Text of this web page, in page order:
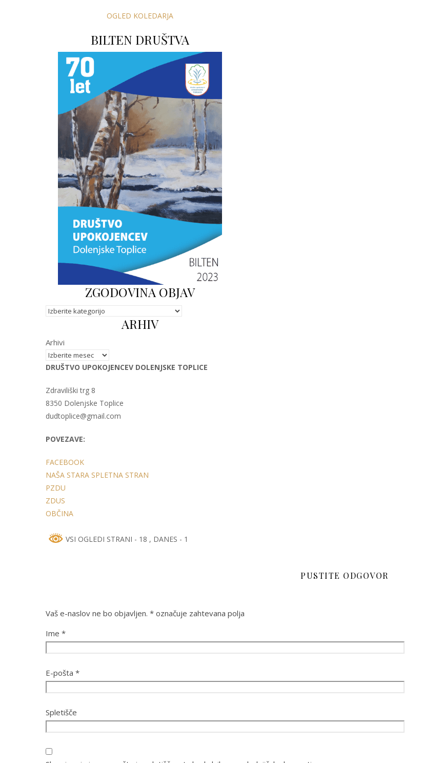
OGLED KOLEDARJA
BILTEN DRUŠTVA
ZGODOVINA OBJAV
Kategorije
ARHIV
Arhivi
DRUŠTVO UPOKOJENCEV DOLENJSKE TOPLICE
Zdraviliški trg 8
8350 Dolenjske Toplice
dudtoplice@gmail.com
POVEZAVE:
FACEBOOK
NAŠA STARA SPLETNA STRAN
PZDU
ZDUS
OBČINA
VSI OGLEDI STRANI - 18 , DANES - 1
PUSTITE ODGOVOR
Vaš e-naslov ne bo objavljen. * označuje zahtevana polja
Ime *
E-pošta *
Spletišče